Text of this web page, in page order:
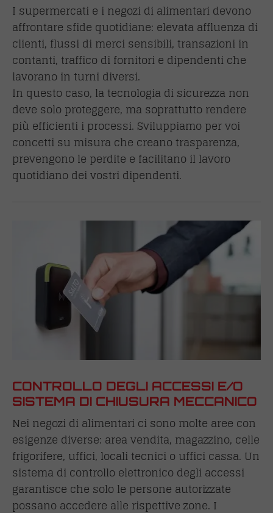
I supermercati e i negozi di alimentari devono
affrontare sfide quotidiane: elevata affluenza di
clienti, flussi di merci sensibili, transazioni in
contanti, traffico di fornitori e dipendenti che
lavorano in turni diversi.
In questo caso, la tecnologia di sicurezza non
deve solo proteggere, ma soprattutto rendere
più efficienti i processi. Sviluppiamo per voi
concetti su misura che creano trasparenza,
prevengono le perdite e facilitano il lavoro
quotidiano dei vostri dipendenti.
CONTROLLO DEGLI ACCESSI E/O
SISTEMA DI CHIUSURA MECCANICO
Nei negozi di alimentari ci sono molte aree con
esigenze diverse: area vendita, magazzino, celle
frigorifere, uffici, locali tecnici o uffici cassa. Un
sistema di controllo elettronico degli accessi
garantisce che solo le persone autorizzate
possano accedere alle rispettive zone. I